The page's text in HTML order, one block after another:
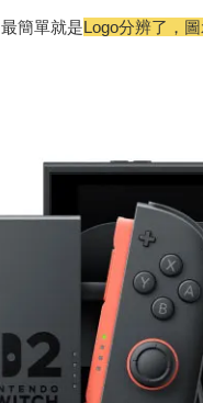
簡單就是Logo分辨了，